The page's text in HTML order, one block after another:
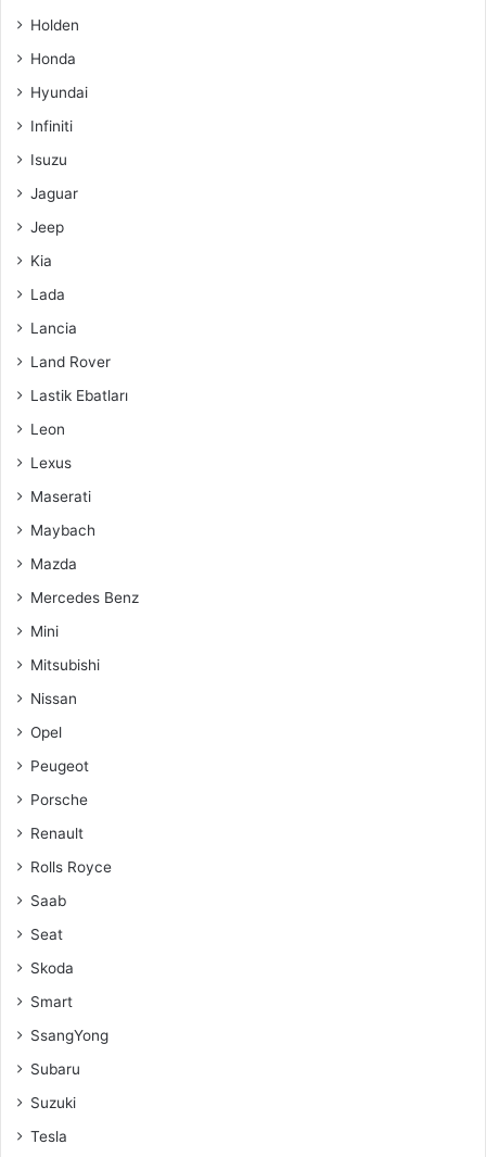
Holden
Honda
Hyundai
Infiniti
Isuzu
Jaguar
Jeep
Kia
Lada
Lancia
Land Rover
Lastik Ebatları
Leon
Lexus
Maserati
Maybach
Mazda
Mercedes Benz
Mini
Mitsubishi
Nissan
Opel
Peugeot
Porsche
Renault
Rolls Royce
Saab
Seat
Skoda
Smart
SsangYong
Subaru
Suzuki
Tesla